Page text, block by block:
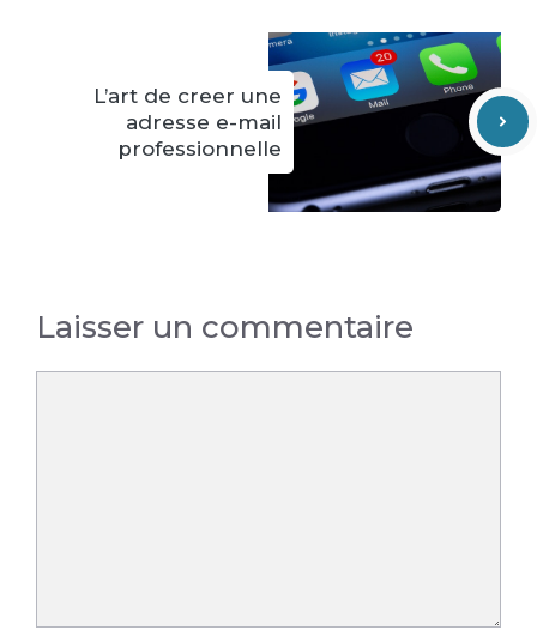
L’art de creer une
adresse e-mail
professionnelle
Laisser un commentaire